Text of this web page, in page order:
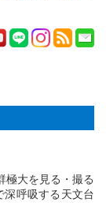
極大を見る・撮る
呼吸する天文台